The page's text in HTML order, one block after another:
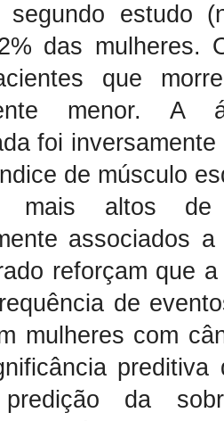
segundo estudo
das mulheres.
que
menor. A
foi
de músculo
mais altos de
associados
reforçam que
de
mulheres com
da